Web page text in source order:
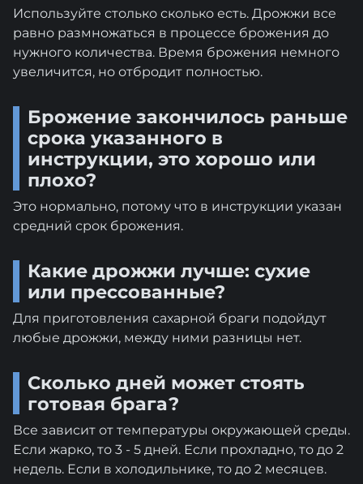
Используйте столько сколько есть. Дрожжи все
равно размножаться в процессе брожения до
нужного количества. Время брожения немного
увеличится, но отбродит полностью.
Брожение закончилось раньше
срока указанного в
инструкции, это хорошо или
плохо?
Это нормально, потому что в инструкции указан
средний срок брожения.
Какие дрожжи лучше: сухие
или прессованные?
Для приготовления сахарной браги подойдут
любые дрожжи, между ними разницы нет.
Сколько дней может стоять
готовая брага?
Все зависит от температуры окружающей среды.
Если жарко, то 3 - 5 дней. Если прохладно, то до 2
недель. Если в холодильнике, то до 2 месяцев.